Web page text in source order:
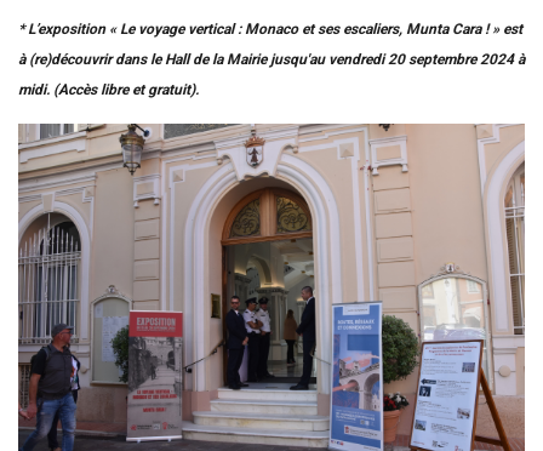
* L’exposition « Le voyage vertical : Monaco et ses escaliers, Munta Cara ! » est
à (re)découvrir dans le Hall de la Mairie jusqu'au vendredi 20 septembre 2024 à
midi. (Accès libre et gratuit).